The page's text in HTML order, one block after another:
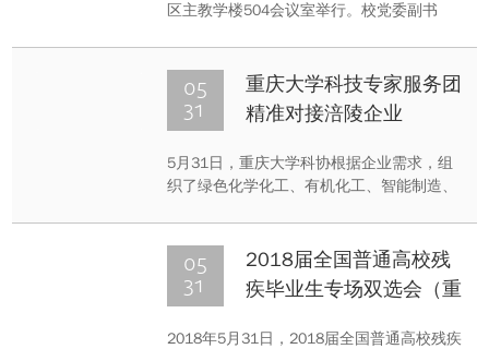
区主教学楼504会议室举行。校党委副书
位主要负责人参加会议。
05
31
重庆大学科技专家服务团
精准对接涪陵企业
5月31日，重庆大学科协根据企业需求，组
织了绿色化学化工、有机化工、智能制造、
对接，为企业把脉问诊。
05
31
2018届全国普通高校残
疾毕业生专场双选会（重
2018年5月31日，2018届全国普通高校残疾